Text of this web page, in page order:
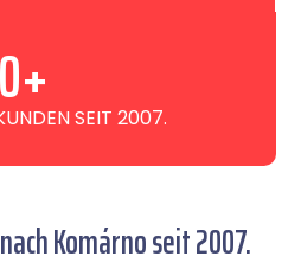
SEIT 2007.
0+
Komárno seit 2007.